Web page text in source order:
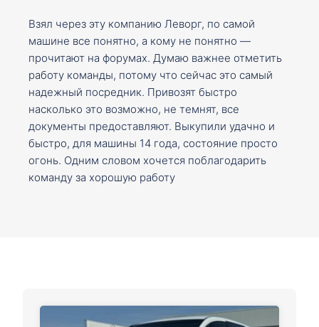
Взял через эту компанию Леворг, по самой
машине все понятно, а кому не понятно —
прочитают на форумах. Думаю важнее отметить
работу команды, потому что сейчас это самый
надежный посредник. Привозят быстро
насколько это возможно, не темнят, все
документы предоставляют. Выкупили удачно и
быстро, для машины 14 года, состояние просто
огонь. Одним словом хочется поблагодарить
команду за хорошую работу